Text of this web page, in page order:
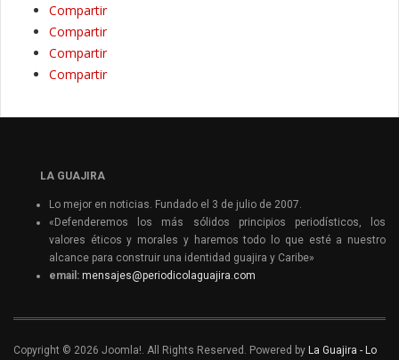
Compartir
Compartir
Compartir
Compartir
LA GUAJIRA
Lo mejor en noticias. Fundado el 3 de julio de 2007.
«Defenderemos los más sólidos principios periodísticos, los
valores éticos y morales y haremos todo lo que esté a nuestro
alcance para construir una identidad guajira y Caribe»
email: mensajes@periodicolaguajira.com
Copyright © 2026 Joomla!. All Rights Reserved. Powered by La Guajira - Lo